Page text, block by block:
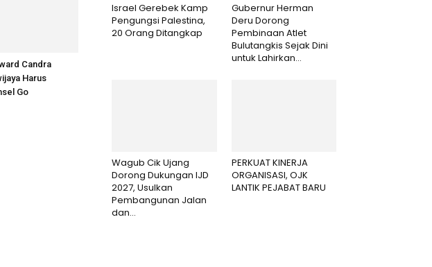
Candra
Harus
Go
Israel Gerebek Kamp
Pengungsi Palestina,
20 Orang Ditangkap
Gubernur Herman
Deru Dorong
Pembinaan Atlet
Bulutangkis Sejak Dini
untuk Lahirkan...
Wagub Cik Ujang
Dorong Dukungan IJD
2027, Usulkan
Pembangunan Jalan
dan...
PERKUAT KINERJA
ORGANISASI, OJK
LANTIK PEJABAT BARU